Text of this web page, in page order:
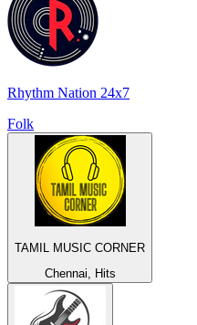
Rhythm Nation 24x7
Folk
TAMIL MUSIC CORNER
Chennai, Hits